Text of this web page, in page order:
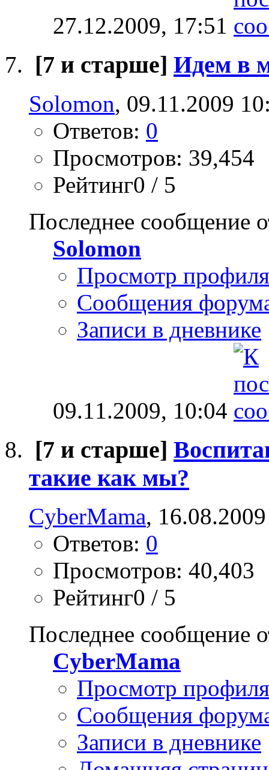
27.12.2009, 17:51
[7 и старше] Идем в
Solomon, 09.11.2009
Ответов: 0
Просмотров: 39,454
Рейтинг0 / 5
Последнее сообщение
Solomon
Просмотр профиля
Сообщения
Записи в дневнике
09.11.2009, 10:04
[7 и старше]
такие как мы?
CyberMama,
Ответов: 0
Просмотров: 40,403
Рейтинг0 / 5
Последнее сообщение
CyberMama
Просмотр профиля
Сообщения
Записи в дневнике